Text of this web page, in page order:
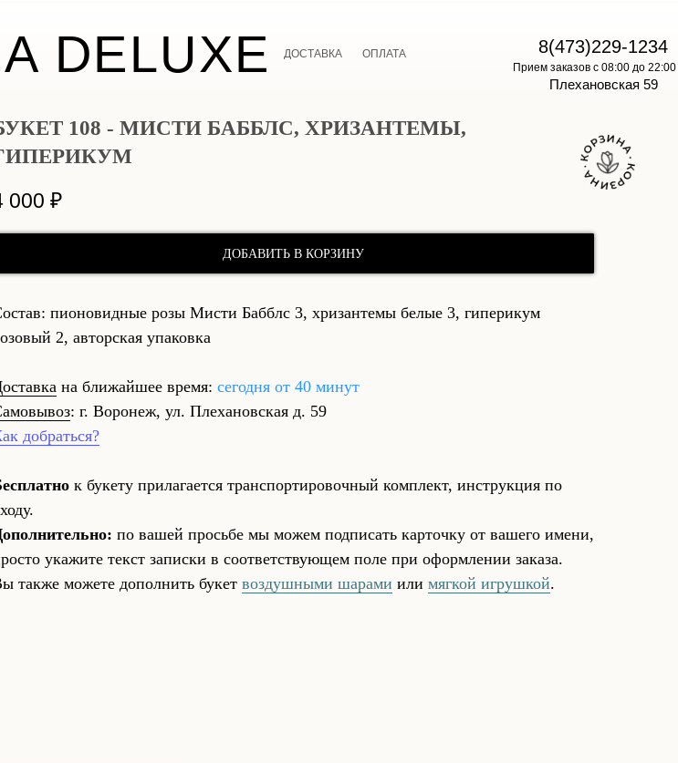
DELUXE ДОСТАВКА ОПЛАТА 8(473)229-1234
Плехановская 59
Прием заказов с 08:00 до 22:00
108 - МИСТИ БАББЛС, ХРИЗАНТЕМЫ,
000 ₽
ДОБАВИТЬ В КОРЗИНУ
пионовидные розы Мисти Бабблс 3, хризантемы белые 3, гиперикум
2, авторская упаковка
на ближайшее время: сегодня от 40 минут
: г. Воронеж, ул. Плехановская д. 59
добраться?
к букету прилагается транспортировочный комплект, инструкция по
по вашей просьбе мы можем подписать карточку от вашего имени,
укажите текст записки в соответствующем поле при оформлении заказа.
также можете дополнить букет воздушными шарами или мягкой игрушкой.